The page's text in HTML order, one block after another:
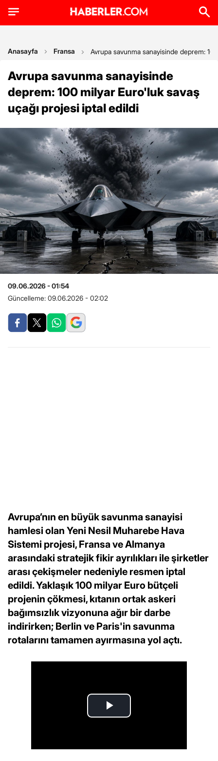
Anasayfa Fransa Avrupa savunma sanayisinde deprem:
Avrupa savunma sanayisinde
deprem: 100 milyar Euro'luk savaş
uçağı projesi iptal edildi
09.06.2026 - 01:54
Güncelleme: 09.06.2026 - 02:02
Avrupa’nın en büyük savunma sanayisi
hamlesi olan Yeni Nesil Muharebe Hava
Sistemi projesi, Fransa ve Almanya
arasındaki stratejik fikir ayrılıkları ile şirketler
arası çekişmeler nedeniyle resmen iptal
edildi. Yaklaşık 100 milyar Euro bütçeli
projenin çökmesi, kıtanın ortak askeri
bağımsızlık vizyonuna ağır bir darbe
indirirken; Berlin ve Paris'in savunma
rotalarını tamamen ayırmasına yol açtı.